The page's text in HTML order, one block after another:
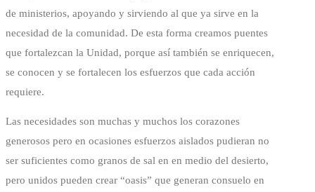
de ministerios, apoyando y sirviendo al que ya sirve en la
necesidad de la comunidad. De esta forma creamos puentes
que fortalezcan la Unidad, porque así también se enriquecen,
se conocen y se fortalecen los esfuerzos que cada acción
requiere.
Las necesidades son muchas y muchos los corazones
generosos pero en ocasiones esfuerzos aislados pudieran no
ser suficientes como granos de sal en en medio del desierto,
pero unidos pueden crear “oasis” que generan consuelo en